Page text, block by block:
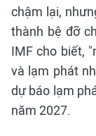
chậm lại,
thành bệ đỡ
IMF cho biết,
và lạm phát
dự báo lạm
năm 2027.